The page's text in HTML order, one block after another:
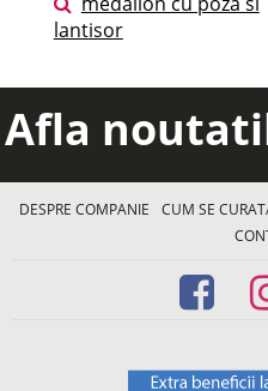
lantisor
Afla
DESPRE COMPANIE CUM SE